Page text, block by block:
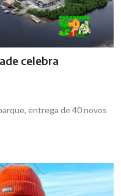
celebra
entrega de 40 novos